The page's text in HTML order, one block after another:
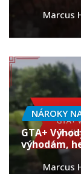
Marcus
NÁROKY
GTA+
výhodám,
Marcus